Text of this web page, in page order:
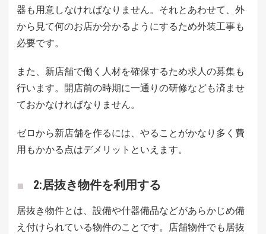
器も用意しなければなりません。それとあわせて、外
から見て何のお店か分かるようにするため外装工事も
必要です。
また、新店舗で働く人材を確保するため求人の募集も
行います。開店前の時期に一通りの研修なども済ませ
ておかなければなりません。
ゼロから新店舗を作るには、やることがかなり多く費
用もかかる点はデメリットといえます。
2:居抜き物件を利用する
居抜き物件とは、設備や什器備品などがあらかじめ備
え付けられている物件のことです。店舗物件でも居抜